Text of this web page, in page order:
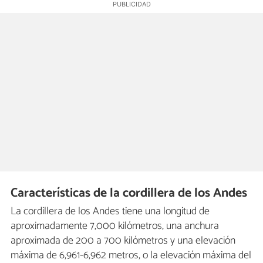
Características de la cordillera de los Andes
La cordillera de los Andes tiene una longitud de
aproximadamente 7,000 kilómetros, una anchura
aproximada de 200 a 700 kilómetros y una elevación
máxima de 6,961-6,962 metros, o la elevación máxima del